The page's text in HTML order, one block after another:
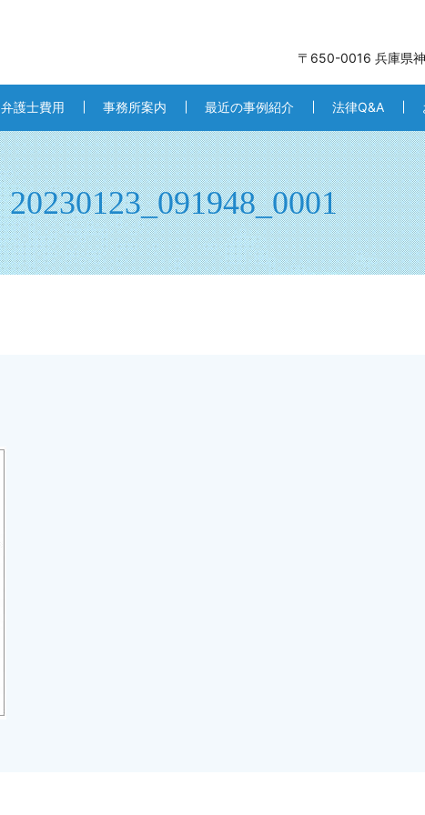
〒650-0016 兵庫県
弁護士費用 事務所案内 最近の事例紹介 法律Q&A
20230123_091948_0001